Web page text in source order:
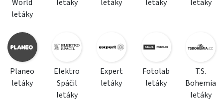
World
letáky
letáky
letáky
letáky
letáky
Planeo
letáky
Elektro
Spáčil
letáky
Expert
letáky
Fotolab
letáky
T.S.
Bohemia
letáky